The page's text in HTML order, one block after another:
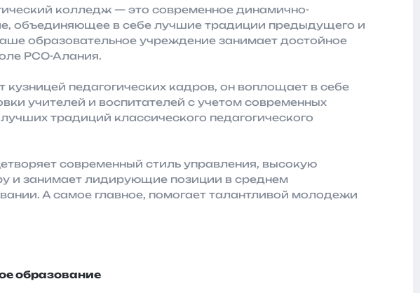
колледж — это современное динамично-
объединяющее в себе лучшие традиции предыдущего и
образовательное учреждение занимает достойное
РСО-Алания.
педагогических кадров, он воплощает в себе
учителей и воспитателей с учетом современных
традиций классического педагогического
современный стиль управления, высокую
и занимает лидирующие позиции в среднем
А самое главное, помогает талантливой молодежи
образование